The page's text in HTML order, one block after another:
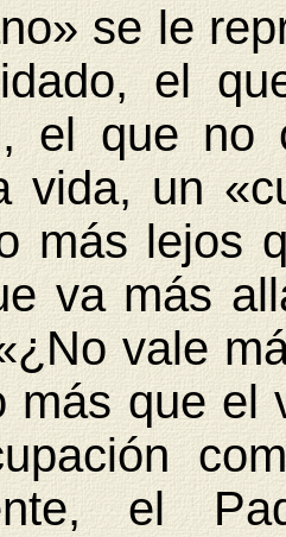
se le
el
el que no
vida, un
más lejos
va más
vale
más que el
el